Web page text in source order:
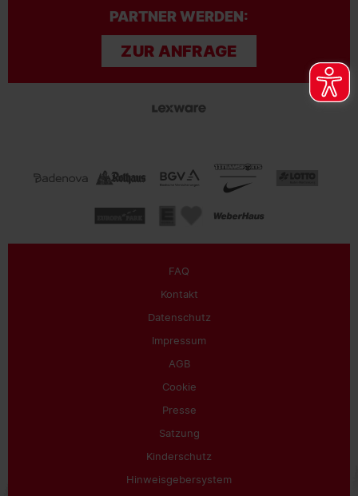
PARTNER WERDEN:
ZUR ANFRAGE
FAQ
Kontakt
Datenschutz
Impressum
AGB
Cookie
Presse
Satzung
Kinderschutz
Hinweisgebersystem